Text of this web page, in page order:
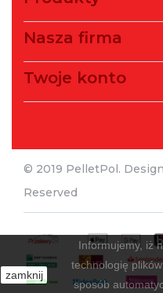
Nasza firma
Twoje konto
zamknij
Informujemy, iż
technologię
sposób
© 2019 PelletPol.
Reserved